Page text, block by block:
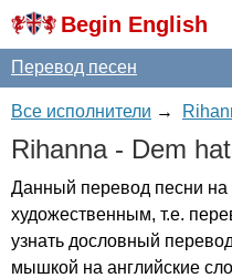
Begin English
Перевод песен
Все исполнители →
Rihanna- Dem
Данный перевод песни на
художественным, т.е.
узнать дословный
мышкой на английские